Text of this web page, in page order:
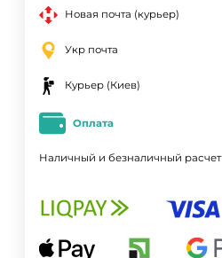
Новая почта (курьер)
Укр почта
Курьер (Киев)
Оплата
Наличный и безналичный расчет